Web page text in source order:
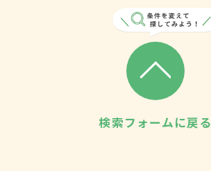
検索フォームに戻る